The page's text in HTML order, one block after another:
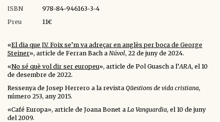
ISBN
978-84-946163-3-4
Preu
11€
«El dia que J.V. Foix se’m va adreçar en anglès per boca de George
Steiner», article de Ferran Bach a Núvol, 22 de juny de 2024.
«No sé què vol dir ser europeu», article de Pol Guasch a l’ARA, el 10
de desembre de 2022.
Ressenya de Josep Herrero a la revista Qüestions de vida cristiana,
número 253, any 2015.
«Café Europa», article de Joana Bonet a La Vanguardia, el 10 de juny
del 2009.